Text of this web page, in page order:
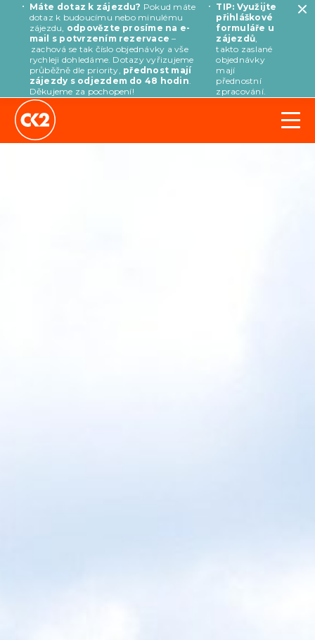
Máte dotaz k zájezdu? Pokud máte
dotaz k budoucímu nebo minulému
zájezdu, odpovězte prosíme na e-
mail s potvrzením rezervace –
zachová se tak číslo objednávky a vše
rychleji dohledáme. Dotazy vyřizujeme
průběžně dle priority, přednost mají
zájezdy s odjezdem do 48 hodin
Děkujeme za pochopení!
TIP: Využijte
přihláškové
formuláře u
zájezdů
takto zaslané
objednávky
mají
přednostní
zpracování.